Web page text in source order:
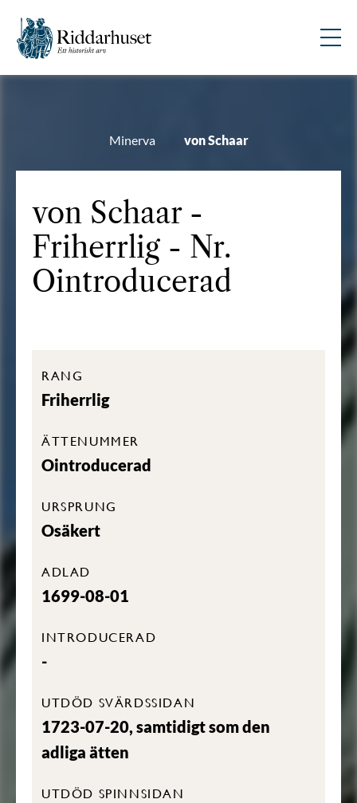
Minerva von Schaar
von Schaar -
Friherrlig - Nr.
Ointroducerad
RANG
Friherrlig
ÄTTENUMMER
Ointroducerad
URSPRUNG
Osäkert
ADLAD
1699-08-01
INTRODUCERAD
-
UTDÖD SVÄRDSSIDAN
1723-07-20, samtidigt som den
adliga ätten
UTDÖD SPINNSIDAN